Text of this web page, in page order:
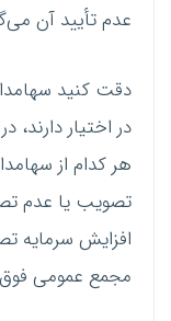
عدم تأیید آن
دقت کنید
در اختیار
هر کدام از
تصویب یا عدم
افزایش سرمایه
مجمع عمومی